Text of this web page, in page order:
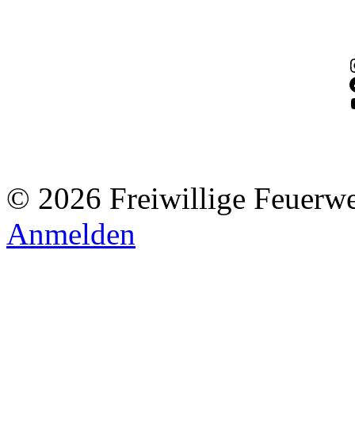
© 2026 Freiwillige
Anmelden